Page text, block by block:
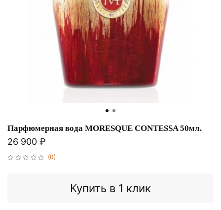
(0)
Парфюмерная вода MORESQUE CONTESSA 50мл.
26 900 ₽
Купить в 1 клик